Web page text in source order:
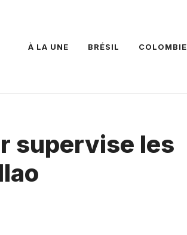
À LA UNE BRÉSIL COLOMBIE
supervise les